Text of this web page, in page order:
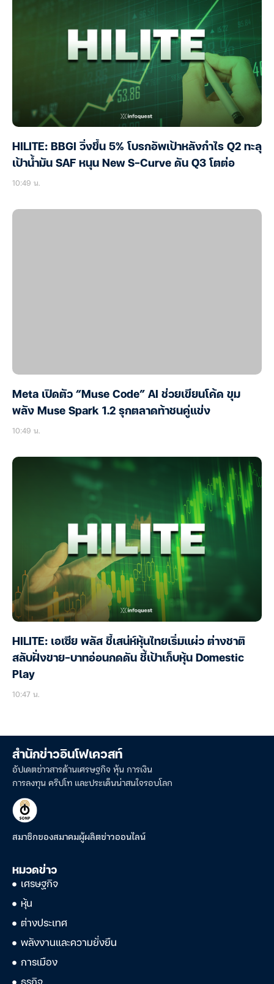
HILITE: BBGI วิ่งขึ้น 5% โบรกอัพเป้าหลังกำไร Q2 ทะลุ
เป้าน้ำมัน SAF หนุน New S-Curve ดัน Q3 โตต่อ
10:49 น.
Meta เปิดตัว “Muse Code” AI ช่วยเขียนโค้ด ขุม
พลัง Muse Spark 1.2 รุกตลาดท้าชนคู่แข่ง
10:49 น.
HILITE: เอเซีย พลัส ชี้เสน่ห์หุ้นไทยเริ่มแผ่ว ต่างชาติ
สลับฝั่งขาย-บาทอ่อนกดดัน ชี้เป้าเก็บหุ้น Domestic
Play
10:47 น.
สำนักข่าวอินโฟเควสท์
อัปเดตข่าวสารด้านเศรษฐกิจ หุ้น การเงิน
การลงทุน คริปโท และประเด็นน่าสนใจรอบโลก
สมาชิกของสมาคมผู้ผลิตข่าวออนไลน์
หมวดข่าว
เศรษฐกิจ
หุ้น
ต่างประเทศ
พลังงานและความยั่งยืน
การเมือง